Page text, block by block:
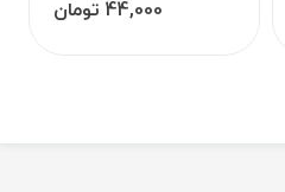
44,000 تومان